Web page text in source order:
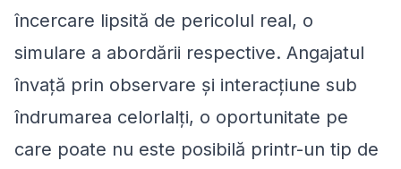
încercare lipsită de pericolul real, o
simulare a abordării respective. Angajatul
învață prin observare și interacțiune sub
îndrumarea celorlalți, o oportunitate pe
care poate nu este posibilă printr-un tip de